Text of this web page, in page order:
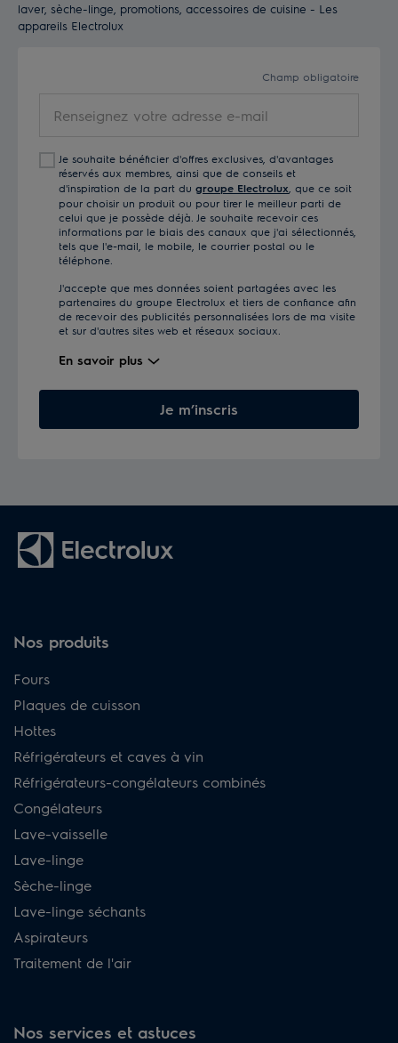
laver, sèche-linge, promotions, accessoires de cuisine - Les
appareils Electrolux
Champ obligatoire
votre
e-
mail
Je souhaite bénéficier d'offres exclusives, d'avantages
réservés aux membres, ainsi que de conseils et
d'inspiration de la part du groupe Electrolux , que ce soit
pour choisir un produit ou pour tirer le meilleur parti de
celui que je possède déjà. Je souhaite recevoir ces
informations par le biais des canaux que j'ai sélectionnés,
tels que l'e-mail, le mobile, le courrier postal ou le
téléphone.
J'accepte que mes données soient partagées avec les
partenaires du groupe Electrolux et tiers de confiance afin
de recevoir des publicités personnalisées lors de ma visite
et sur d'autres sites web et réseaux sociaux.
En savoir plus
Je m’inscris
Nos produits
Fours
Plaques de cuisson
Hottes
Réfrigérateurs et caves à vin
Réfrigérateurs-congélateurs combinés
Congélateurs
Lave-vaisselle
Lave-linge
Sèche-linge
Lave-linge séchants
Aspirateurs
Traitement de l'air
Nos services et astuces